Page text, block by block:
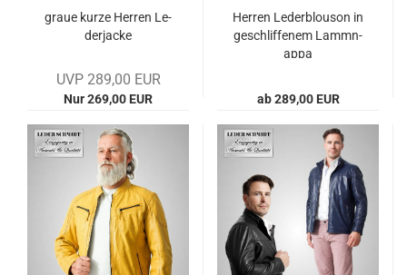
graue kurze Her­ren Le­
der­ja­cke
UVP 289,00 EUR
Nur 269,00 EUR
Her­ren Le­derblou­son in
ge­schlif­fe­nem Lamm­n­
ap­pa
ab 289,00 EUR